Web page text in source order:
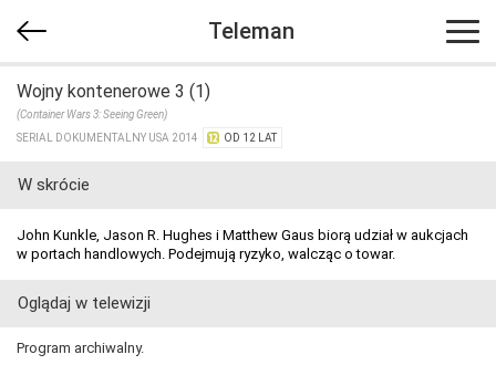
Teleman
Wojny kontenerowe 3 (1)
(Container Wars 3: Seeing Green)
SERIAL DOKUMENTALNY USA 2014
OD 12 LAT
W skrócie
John Kunkle, Jason R. Hughes i Matthew Gaus biorą udział w aukcjach
w portach handlowych. Podejmują ryzyko, walcząc o towar.
Oglądaj w telewizji
Program archiwalny.